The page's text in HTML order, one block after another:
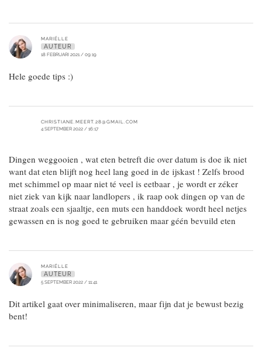
MARIËLLE
AUTEUR
18 FEBRUARI 2021 / 09:19
Hele goede tips :)
CHRISTIANE.MEERT.28@GMAIL.COM
4 SEPTEMBER 2022 / 16:17
Dingen weggooien , wat eten betreft die over datum is doe ik niet
want dat eten blijft nog heel lang goed in de ijskast ! Zelfs brood
met schimmel op maar niet té veel is eetbaar , je wordt er zéker
niet ziek van kijk naar landlopers , ik raap ook dingen op van de
straat zoals een sjaaltje, een muts een handdoek wordt heel netjes
gewassen en is nog goed te gebruiken maar géén bevuild eten
MARIËLLE
AUTEUR
5 SEPTEMBER 2022 / 11:41
Dit artikel gaat over minimaliseren, maar fijn dat je bewust bezig
bent!